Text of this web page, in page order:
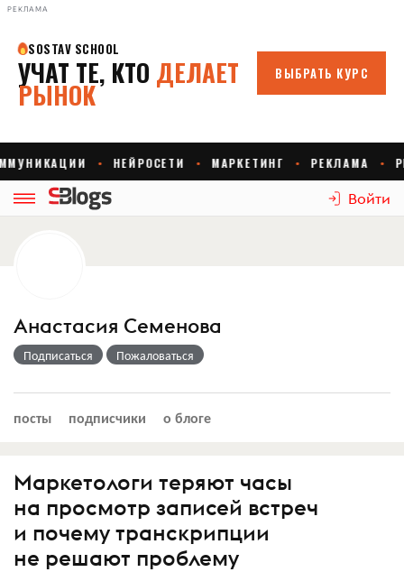
РЕКЛАМА
Войти
Анастасия Семенова
Подписаться Пожаловаться
посты подписчики о блоге
Маркетологи теряют часы
на просмотр записей встреч
и почему транскрипции
не решают проблему